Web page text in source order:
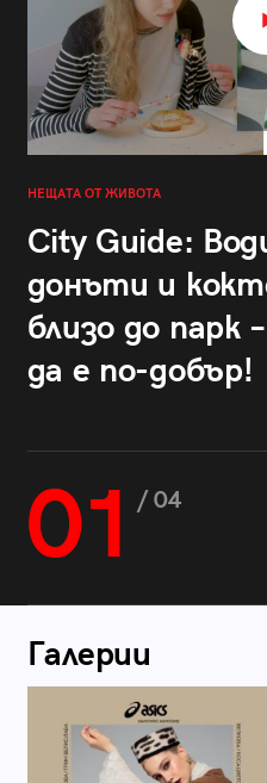
НЕЩАТА ОТ ЖИВОТА
City Guide:
донъти и
близо до парк
да е по-добър!
01 / 04
Галерии